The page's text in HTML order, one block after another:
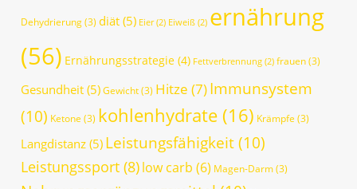
Dehydrierung(3) diät (5) Eier(2) Eiweiß (2) ernährung
(56) Ernährungsstrategie (4) Fettverbrennung (2) frauen(3)
Gesundheit (5)Gewicht(3) Hitze (7)Immunsystem
(10) Ketone (3) kohlenhydrate (16) Krämpfe (3)
Langdistanz (5) Leistungsfähigkeit(10)
Leistungssport (8)low carb (6) Magen-Darm(3)